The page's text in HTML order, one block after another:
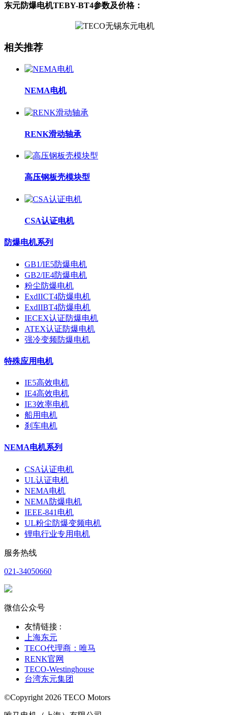
东元防爆电机TEBY-BT4参数及价格：
相关推荐
NEMA电机
RENK滑动轴承
高压钢板壳模块型
CSA认证电机
防爆电机系列
GB1/IE5防爆电机
GB2/IE4防爆电机
粉尘防爆电机
ExdIICT4防爆电机
ExdIIBT4防爆电机
IECEX认证防爆电机
ATEX认证防爆电机
强冷变频防爆电机
特殊应用电机
IE5高效电机
IE4高效电机
IE3效率电机
船用电机
刹车电机
NEMA电机系列
CSA认证电机
UL认证电机
NEMA电机
NEMA防爆电机
IEEE-841电机
UL粉尘防爆变频电机
锂电行业专用电机
服务热线
021-34050660
微信公众号
友情链接 :
上海东元
TECO代理商：唯马
RENK官网
TECO-Westinghouse
台湾东元集团
©Copyright 2026 TECO Motors